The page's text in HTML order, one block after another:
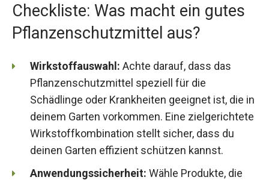
Checkliste: Was macht ein gutes
Pflanzenschutzmittel aus?
Wirkstoffauswahl: Achte darauf, dass das
Pflanzenschutzmittel speziell für die
Schädlinge oder Krankheiten geeignet ist, die in
deinem Garten vorkommen. Eine zielgerichtete
Wirkstoffkombination stellt sicher, dass du
deinen Garten effizient schützen kannst.
Anwendungssicherheit: Wähle Produkte, die